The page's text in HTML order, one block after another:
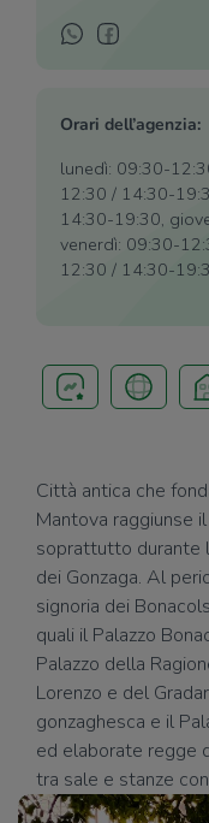
Orari dell’agenzia:
lunedì: 09:30-
12:30 / 14:30-
14:30-19:30,
venerdì: 09:30-
12:30 / 14:30-
Città antica che
Mantova raggiunse
soprattutto durante
dei Gonzaga. Al
signoria dei
quali il Palazzo
Palazzo della
Lorenzo e del
gonzaghesca e il
ed elaborate regge
tra sale e stanze